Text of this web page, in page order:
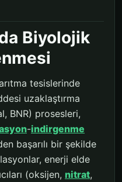
Biyolojik
tesislerinde
uzaklaştırma
BNR) prosesleri,
-indirgenme
başarılı bir şekilde
enerji elde
(oksijen, nitrat,